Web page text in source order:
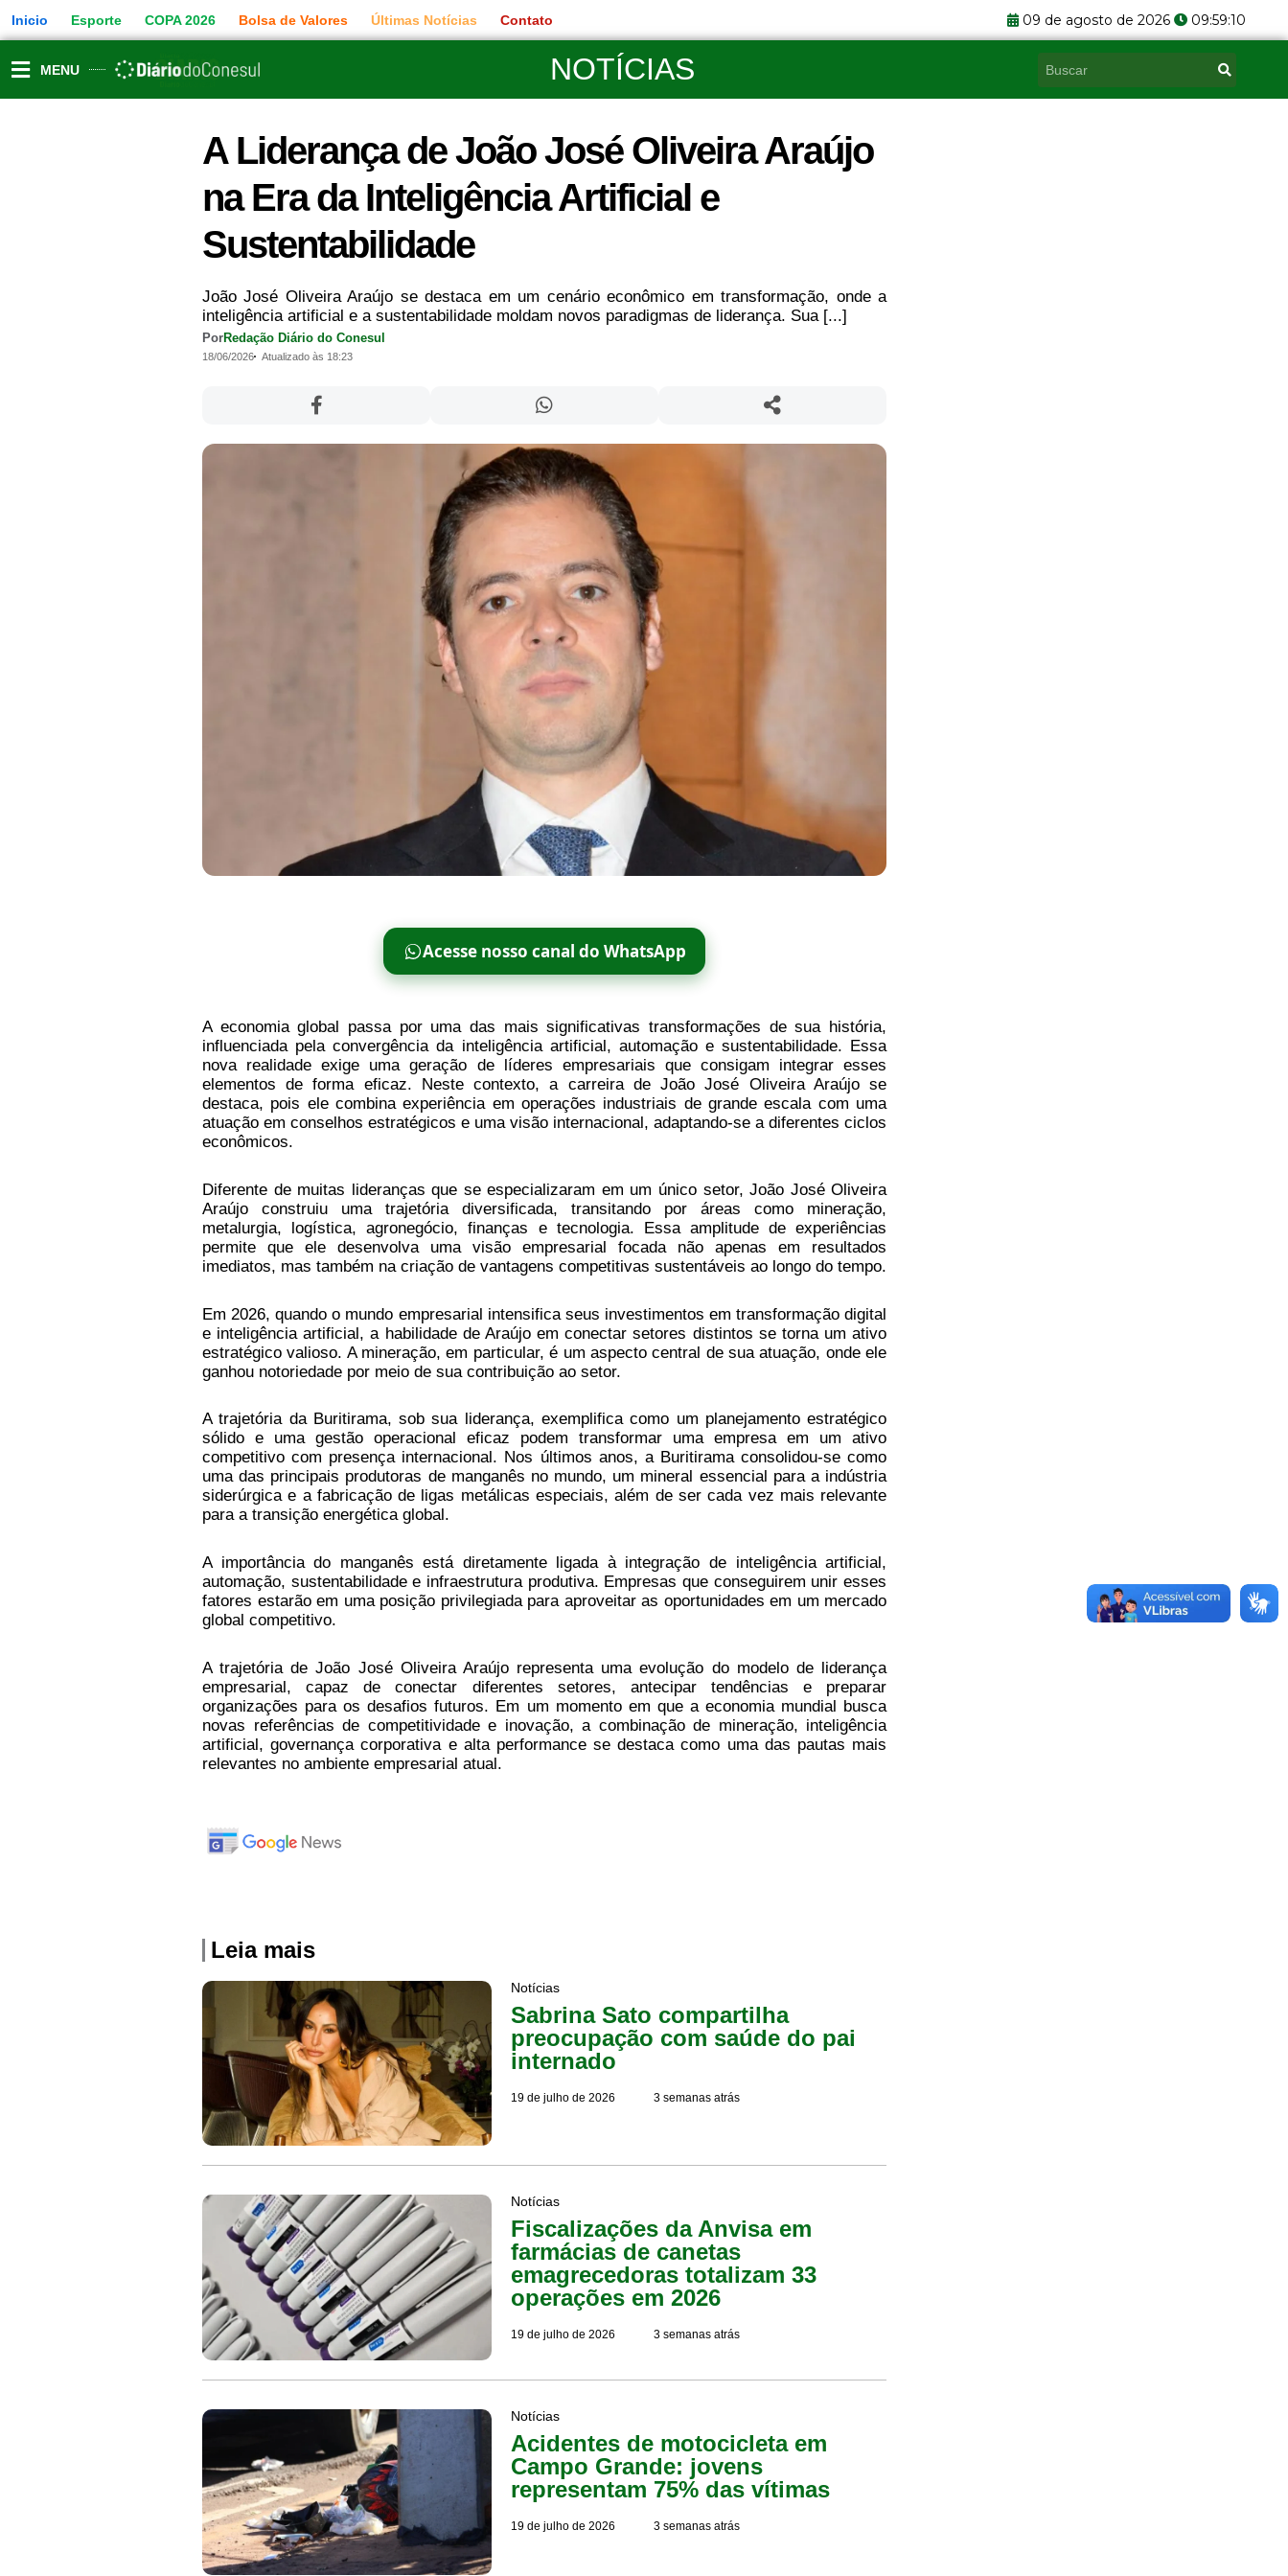
para
o
conteúdo
Inicio Esporte COPA 2026 Bolsa de Valores Últimas Notícias Contato 09 de agosto de 2026 09:59:11
MENU NOTÍCIAS
A Liderança de João José Oliveira Araújo
na Era da Inteligência Artificial e
Sustentabilidade
João José Oliveira Araújo se destaca em um cenário econômico em transformação, onde a
inteligência artificial e a sustentabilidade moldam novos paradigmas de liderança. Sua [...]
PorRedação Diário do Conesul
18/06/2026 Atualizado às 18:23
Acesse nosso canal do WhatsApp
A economia global passa por uma das mais significativas transformações de sua história,
influenciada pela convergência da inteligência artificial, automação e sustentabilidade. Essa
nova realidade exige uma geração de líderes empresariais que consigam integrar esses
elementos de forma eficaz. Neste contexto, a carreira de João José Oliveira Araújo se
destaca, pois ele combina experiência em operações industriais de grande escala com uma
atuação em conselhos estratégicos e uma visão internacional, adaptando-se a diferentes ciclos
econômicos.
Diferente de muitas lideranças que se especializaram em um único setor, João José Oliveira
Araújo construiu uma trajetória diversificada, transitando por áreas como mineração,
metalurgia, logística, agronegócio, finanças e tecnologia. Essa amplitude de experiências
permite que ele desenvolva uma visão empresarial focada não apenas em resultados
imediatos, mas também na criação de vantagens competitivas sustentáveis ao longo do tempo.
Em 2026, quando o mundo empresarial intensifica seus investimentos em transformação digital
e inteligência artificial, a habilidade de Araújo em conectar setores distintos se torna um ativo
estratégico valioso. A mineração, em particular, é um aspecto central de sua atuação, onde ele
ganhou notoriedade por meio de sua contribuição ao setor.
A trajetória da Buritirama, sob sua liderança, exemplifica como um planejamento estratégico
sólido e uma gestão operacional eficaz podem transformar uma empresa em um ativo
competitivo com presença internacional. Nos últimos anos, a Buritirama consolidou-se como
uma das principais produtoras de manganês no mundo, um mineral essencial para a indústria
siderúrgica e a fabricação de ligas metálicas especiais, além de ser cada vez mais relevante
para a transição energética global.
A importância do manganês está diretamente ligada à integração de inteligência artificial,
automação, sustentabilidade e infraestrutura produtiva. Empresas que conseguirem unir esses
fatores estarão em uma posição privilegiada para aproveitar as oportunidades em um mercado
global competitivo.
A trajetória de João José Oliveira Araújo representa uma evolução do modelo de liderança
empresarial, capaz de conectar diferentes setores, antecipar tendências e preparar
organizações para os desafios futuros. Em um momento em que a economia mundial busca
novas referências de competitividade e inovação, a combinação de mineração, inteligência
artificial, governança corporativa e alta performance se destaca como uma das pautas mais
relevantes no ambiente empresarial atual.
Leia mais
Notícias
Sabrina Sato compartilha
preocupação com saúde do pai
internado
19 de julho de 2026 3 semanas atrás
Notícias
Fiscalizações da Anvisa em
farmácias de canetas
emagrecedoras totalizam 33
operações em 2026
19 de julho de 2026 3 semanas atrás
Notícias
Acidentes de motocicleta em
Campo Grande: jovens
representam 75% das vítimas
19 de julho de 2026 3 semanas atrás